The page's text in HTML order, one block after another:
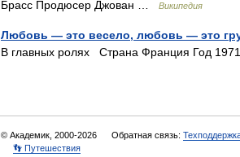
Брасс Продюсер Джован …
Википедия
Любовь — это весело, любовь — это
В главных ролях Страна Франция Год
© Академик, 2000-2026 Обратная связь:
👣 Путешествия